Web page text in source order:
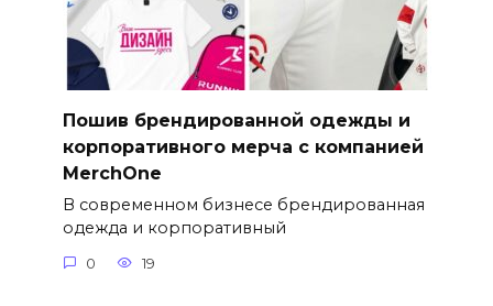
Пошив брендированной одежды и
корпоративного мерча с компанией
MerchOne
В современном бизнесе брендированная
одежда и корпоративный
0 19